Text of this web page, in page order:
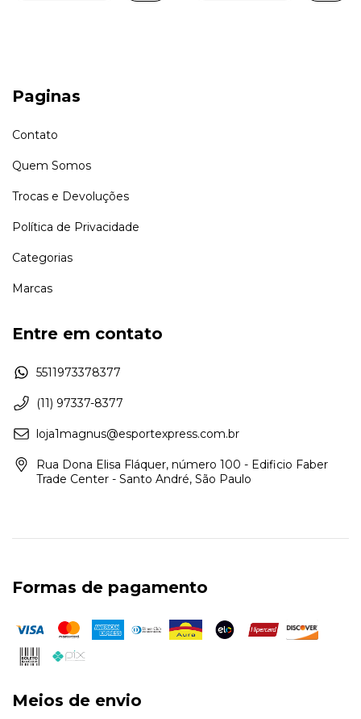
Paginas
Contato
Quem Somos
Trocas e Devoluções
Política de Privacidade
Categorias
Marcas
Entre em contato
5511973378377
(11) 97337-8377
loja1magnus@esportexpress.com.br
Rua Dona Elisa Fláquer, número 100 - Edificio Faber
Trade Center - Santo André, São Paulo
Formas de pagamento
Meios de envio